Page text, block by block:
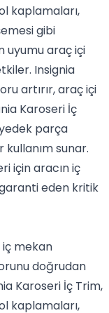
kaplamaları,
gibi
uyumu araç içi
Insignia
artırır, araç içi
Karoseri İç
parça
sunar.
için aracın iç
eden kritik
iç mekan
doğrudan
Karoseri İç Trim,
kaplamaları,